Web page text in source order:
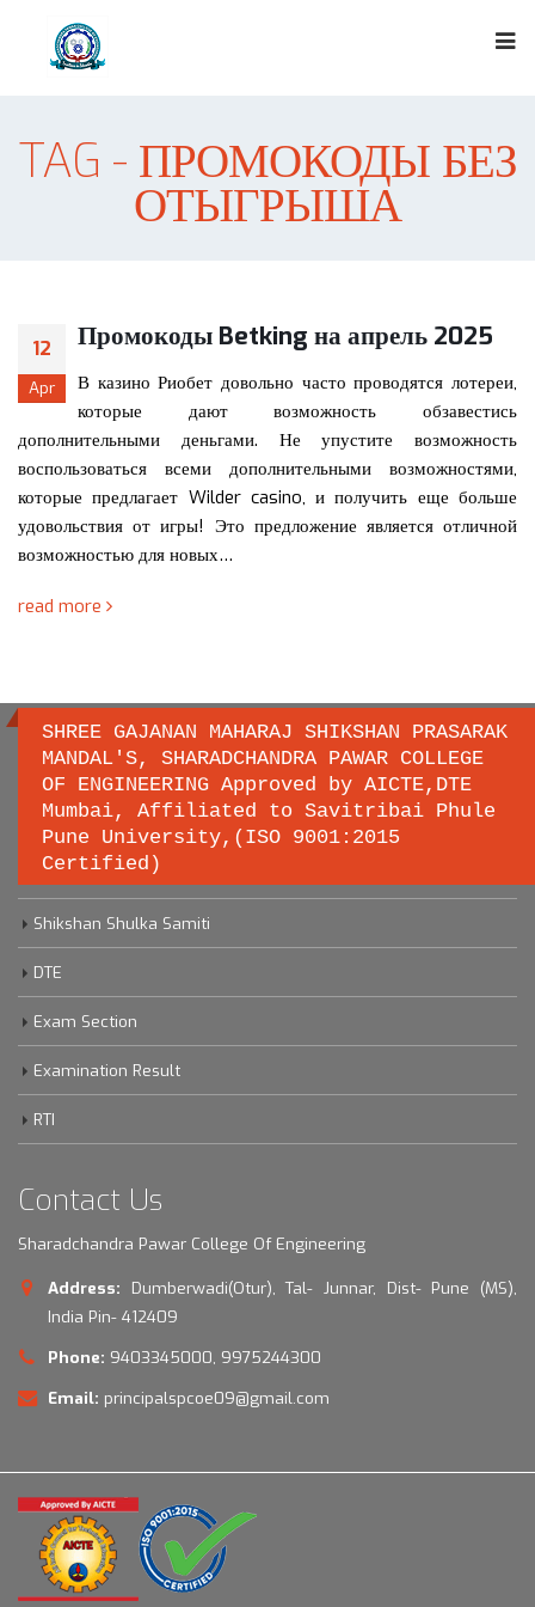
TAG - ПРОМОКОДЫ БЕЗ
ОТЫГРЫША
12
Apr
Промокоды Betking на апрель 2025
В казино Риобет довольно часто проводятся лотереи,
которые дают возможность обзавестись
дополнительными деньгами. Не упустите возможность
воспользоваться всеми дополнительными возможностями,
которые предлагает Wilder casino, и получить еще больше
удовольствия от игры! Это предложение является отличной
возможностью для новых…
read more
SHREE GAJANAN MAHARAJ SHIKSHAN PRASARAK
MANDAL'S, SHARADCHANDRA PAWAR COLLEGE
OF ENGINEERING Approved by AICTE,DTE
Mumbai, Affiliated to Savitribai Phule
Pune University,(ISO 9001:2015
Certified)
Important links
Savitribai Phule Pune University
Shikshan Shulka Samiti
DTE
Exam Section
Examination Result
RTI
Contact Us
Sharadchandra Pawar College Of Engineering
Address:
Dumberwadi(Otur), Tal- Junnar, Dist- Pune (MS),
India Pin- 412409
Phone: 9403345000, 9975244300
Email: principalspcoe09@gmail.com